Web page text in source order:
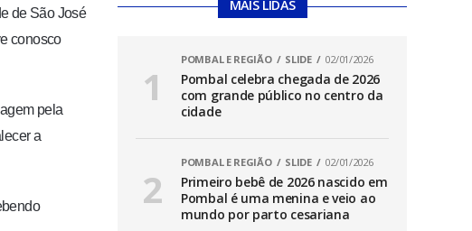
de São José
conosco
pela
a
MAIS LIDAS
POMBAL E REGIÃO SLIDE 02/01/2026
Pombal celebra chegada de 2026
com grande público no centro da
cidade
POMBAL E REGIÃO SLIDE 02/01/2026
Primeiro bebê de 2026 nascido em
Pombal é uma menina e veio ao
mundo por parto cesariana